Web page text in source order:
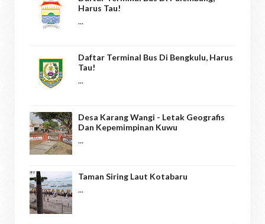
Harus Tau!
...
Daftar Terminal Bus Di Bengkulu, Harus
Tau!
...
Desa Karang Wangi - Letak Geografis
Dan Kepemimpinan Kuwu
...
Taman Siring Laut Kotabaru
...